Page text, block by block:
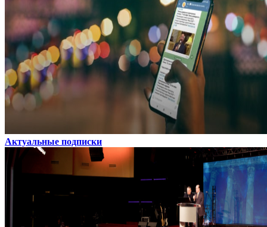
Актуальные подписки